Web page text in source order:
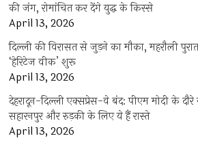
की जंग, रोमांचित कर देंगे युद्ध के किस्से
April 13, 2026
दिल्ली की विरासत से जुड़ने का मौका, महरौली
‘हेरिटेज वीक’ शुरू
April 13, 2026
देहरादून-दिल्ली एक्सप्रेस-वे बंद: पीएम मोदी के दौरे
सहारनपुर और रुड़की के लिए ये हैं रास्ते
April 13, 2026